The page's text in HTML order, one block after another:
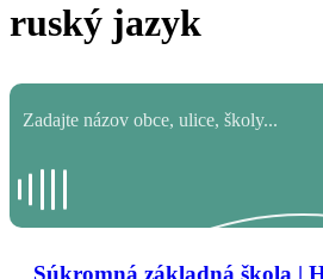
ruský jazyk